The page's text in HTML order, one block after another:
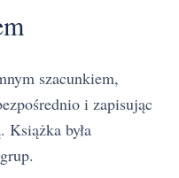
szacunkiem,
i zapisując
Książka była